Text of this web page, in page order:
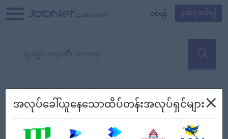
၀င်ရန် မှတ်ပုံတင်ရန်
သော အလုပ်မရှိသေးပါ။
စစ်ရန် စဉ်၍ကြည့်မည်
အလုပ်ခေါ်ယူနေသောထိပ်တန်းအလုပ်ရှင်များ×